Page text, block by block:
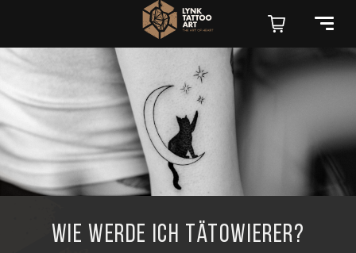
Wie werde ich Tätowierer?